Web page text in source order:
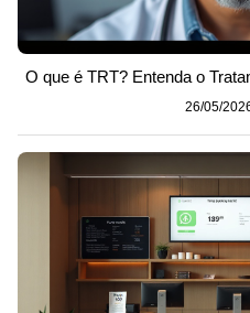
O que é TRT? Entenda o
26/05/